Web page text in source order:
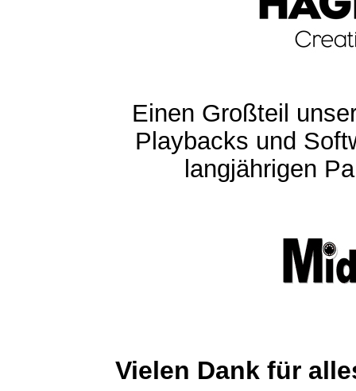
Einen Großteil
Playbacks und
langjährigen
Vielen Dank für